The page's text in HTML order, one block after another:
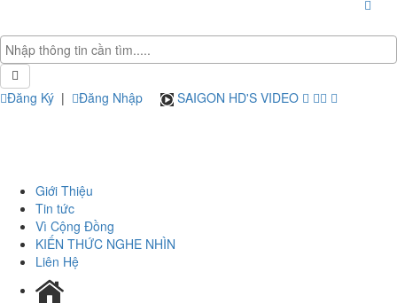
Đăng Ký | Đăng Nhập SAIGON HD'S VIDEO
Giới Thiệu
Tin tức
Vì Cộng Đồng
KIẾN THỨC NGHE NHÌN
Liên Hệ